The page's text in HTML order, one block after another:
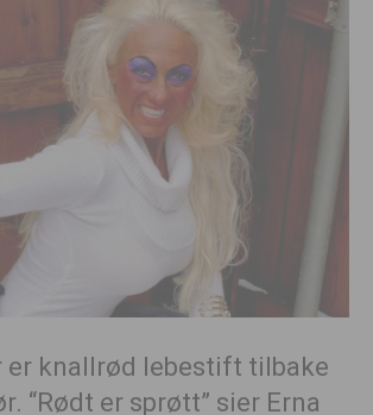
er knallrød lebestift tilbake
“Rødt er sprøtt” sier Erna